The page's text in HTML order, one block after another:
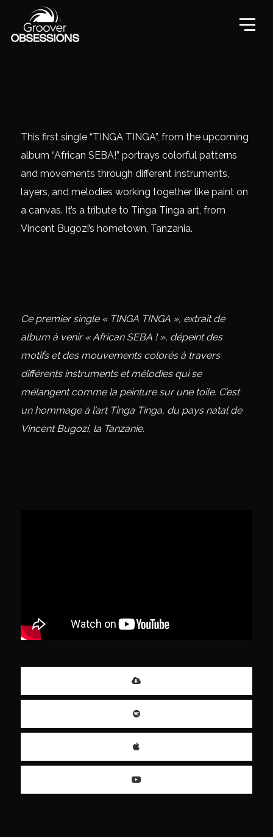
This first single “TINGA TINGA”, from the upcoming
album “African SEBA!” portrays colorful patterns
and movements through different instruments,
layers, and melodies working together like paint on
a canvas. It’s a tribute to Tinga Tinga art, from
Vincent Bugozi’s hometown, Tanzania.
Ce premier single « TINGA TINGA », extrait de
album à venir « African SEBA ! », dépeint des
motifs et des mouvements colorés à travers
différents instruments et mélodies qui se
mélangent comme la peinture sur une toile. C’est
un hommage à l’art Tinga Tinga, du pays natal de
Vincent Bugozi, la Tanzanie.